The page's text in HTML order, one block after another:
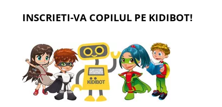
INSCRIETI-VA COPILUL PE KIDIBOT!